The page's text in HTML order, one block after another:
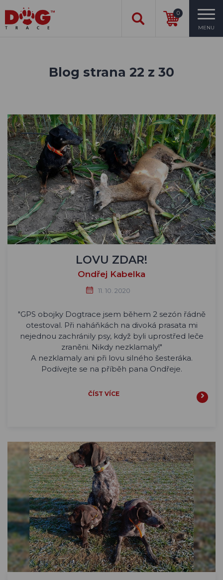
0
MENU
Blog strana 22 z 30
LOVU ZDAR!
Ondřej Kabelka
11. 10. 2020
"GPS obojky Dogtrace jsem během 2 sezón řádně
otestoval. Při naháňkách na divoká prasata mi
nejednou zachránily psy, když byli uprostřed leče
zraněni. Nikdy nezklamaly!"
A nezklamaly ani při lovu silného šesteráka.
Podívejte se na příběh pana Ondřeje.
ČÍST VÍCE